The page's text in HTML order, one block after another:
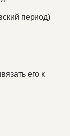
период)
его к